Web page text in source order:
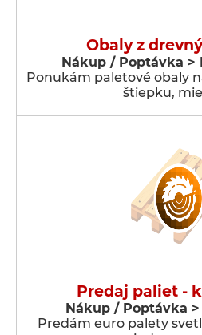
Obaly z
Nákup / Poptávka >
Ponukám paletové obaly
štiepku,
Predaj paliet -
Nákup / Poptávka
Predám euro palety